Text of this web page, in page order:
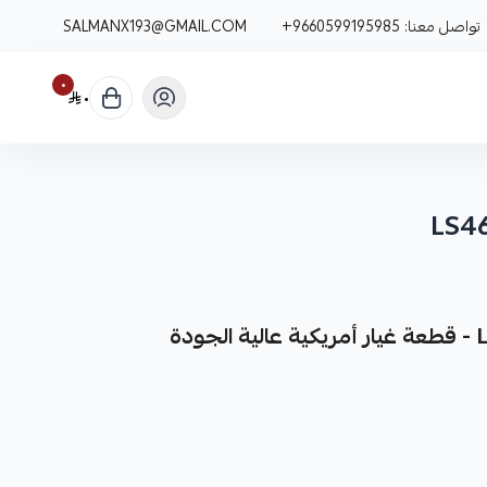
تواصل معنا: +9660599195985
SALMANX193@GMAIL.COM
٠ ٠